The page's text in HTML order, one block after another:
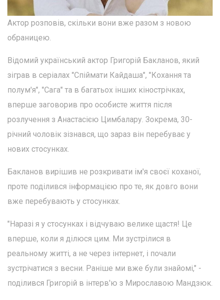
Актор розповів, скільки вони вже разом з новою
обраницею.
Відомий український актор Григорій Бакланов, який
зіграв в серіалах "Спіймати Кайдаша", "Кохання та
полум'я", "Сага" та в багатьох інших кінострічках,
вперше заговорив про особисте життя після
розлучення з Анастасією Цимбалару. Зокрема, 30-
річний чоловік зізнався, що зараз він перебуває у
нових стосунках.
Бакланов вирішив не розкривати ім'я своєї коханої,
проте поділився інформацією про те, як довго вони
вже перебувають у стосунках.
"Наразі я у стосунках і відчуваю велике щастя! Це
вперше, коли я ділюся цим. Ми зустрілися в
реальному житті, а не через інтернет, і почали
зустрічатися з весни. Раніше ми вже були знайомі," -
поділився Григорій в інтерв'ю з Мирославою Мандзюк.